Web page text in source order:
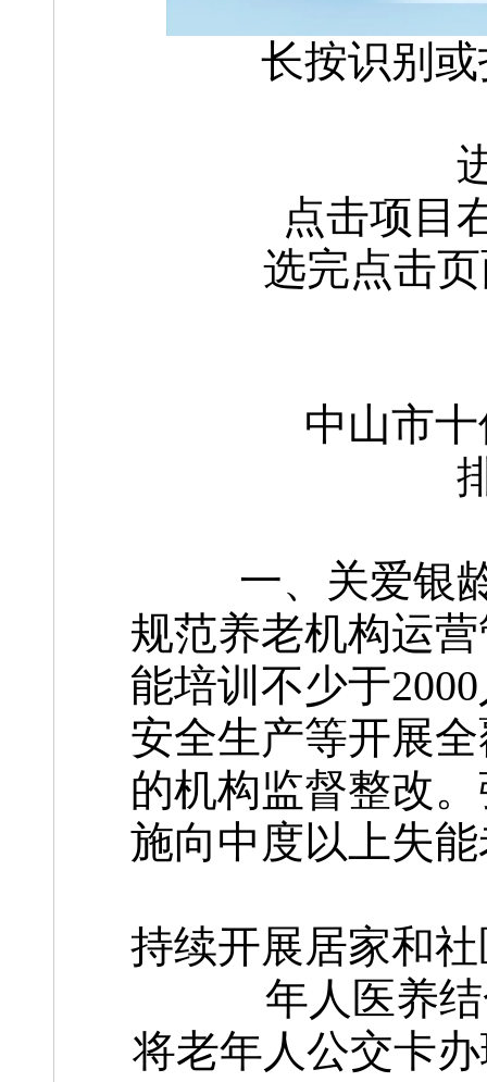
长按识别
点击项目
选完点击
中山市
一、关爱银
规范养老机构运
能培训不少于
安全生产等开展
的机构监督整改
施向中度以上失
持续开展居家和
年人医养
将老年人公交卡